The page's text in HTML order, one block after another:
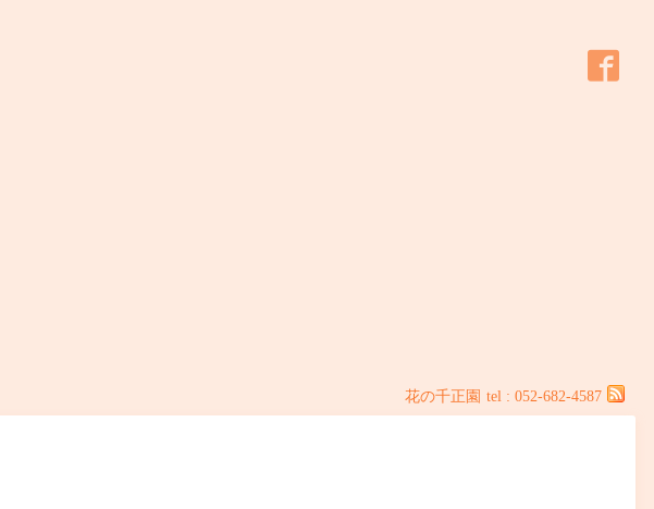
花の千正園 tel : 052-682-4587